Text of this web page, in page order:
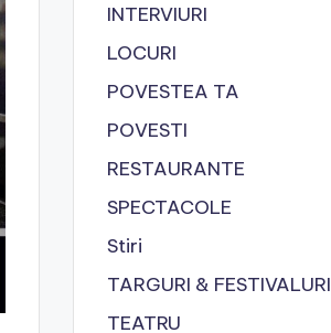
INTERVIURI
LOCURI
POVESTEA TA
POVESTI
RESTAURANTE
SPECTACOLE
Stiri
TARGURI & FESTIVALURI
TEATRU